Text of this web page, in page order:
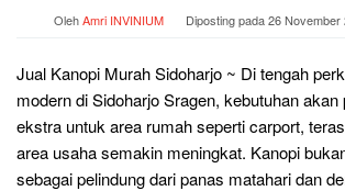
OlehAmri INVINIUM Diposting pada26 November
Jual Kanopi Murah Sidoharjo ~ Di tengah
modern di Sidoharjo Sragen, kebutuhan akan
ekstra untuk area rumah seperti carport,
area usaha semakin meningkat. Kanopi
sebagai pelindung dari panas matahari dan